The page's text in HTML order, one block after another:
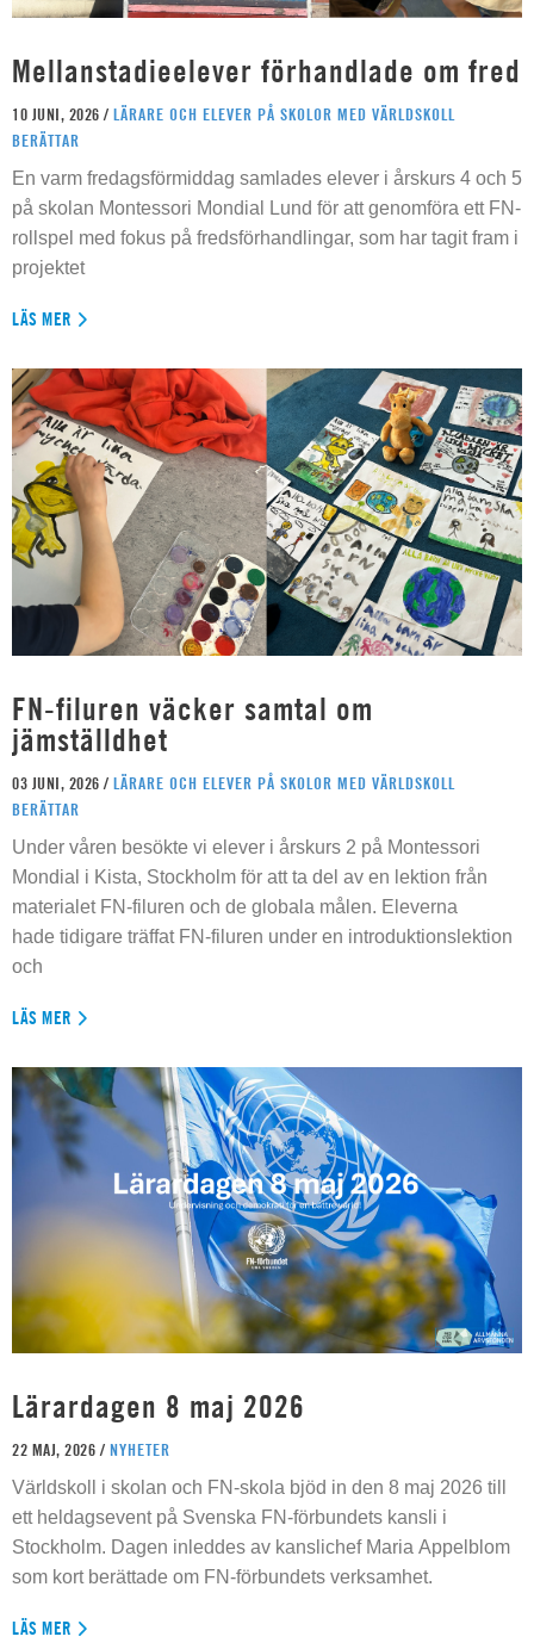
Mellanstadieelever förhandlade om fred
10 JUNI, 2026 / LÄRARE OCH ELEVER PÅ SKOLOR MED VÄRLDSKOLL
BERÄTTAR
En varm fredagsförmiddag samlades elever i årskurs 4 och 5
på skolan Montessori Mondial Lund för att genomföra ett FN-
rollspel med fokus på fredsförhandlingar, som har tagit fram i
projektet
LÄS MER
FN-filuren väcker samtal om
jämställdhet
03 JUNI, 2026 / LÄRARE OCH ELEVER PÅ SKOLOR MED VÄRLDSKOLL
BERÄTTAR
Under våren besökte vi elever i årskurs 2 på Montessori
Mondial i Kista, Stockholm för att ta del av en lektion från
materialet FN-filuren och de globala målen. Eleverna
hade tidigare träffat FN-filuren under en introduktionslektion
och
LÄS MER
Lärardagen 8 maj 2026
22 MAJ, 2026 / NYHETER
Världskoll i skolan och FN-skola bjöd in den 8 maj 2026 till
ett heldagsevent på Svenska FN-förbundets kansli i
Stockholm. Dagen inleddes av kanslichef Maria Appelblom
som kort berättade om FN-förbundets verksamhet.
LÄS MER